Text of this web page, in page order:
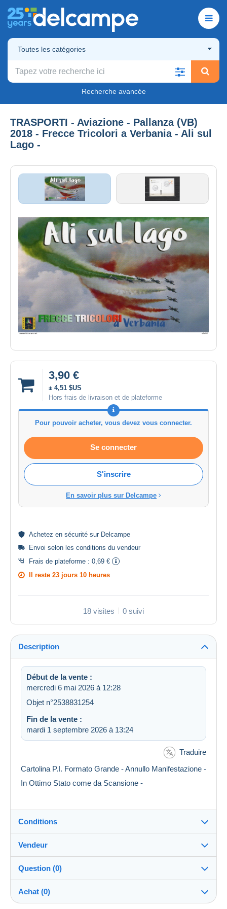
Toutes les catégories
Recherche avancée
TRASPORTI - Aviazione - Pallanza (VB)
2018 - Frecce Tricolori a Verbania - Ali sul
Lago -
3,90 €
± 4,51 $US
Hors frais de livraison et de plateforme
Pour pouvoir acheter, vous devez vous connecter.
Se connecter
S'inscrire
En savoir plus sur Delcampe
Achetez en sécurité sur Delcampe
Envoi selon les conditions du vendeur
Frais de plateforme : 0,69 €
Il reste 23 jours 10 heures
18 visites 0 suivi
Description
Début de la vente :
mercredi 6 mai 2026 à 12:28
Objet n°2538831254
Fin de la vente :
mardi 1 septembre 2026 à 13:24
Traduire
Cartolina P.I. Formato Grande - Annullo Manifestazione -
In Ottimo Stato come da Scansione -
Conditions
Destination :
Voir la liste des pays
Expédition :
Envoi après paiement
Vendeur
elio44100%(14779x)
Boutique
Question (0)
Achat (0)